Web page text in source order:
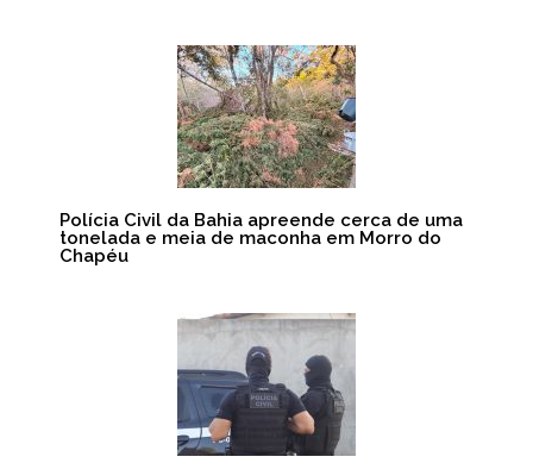
Polícia Civil da Bahia apreende cerca de uma
tonelada e meia de maconha em Morro do
Chapéu